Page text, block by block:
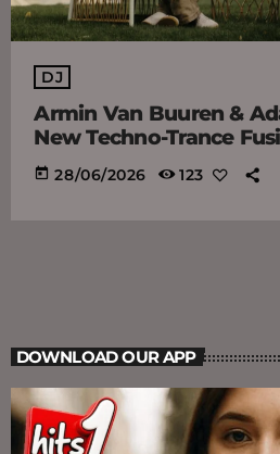
DJ
Armin Van Buuren &
New Techno-Trance
today 28/06/2026 123
DOWNLOAD OUR APP